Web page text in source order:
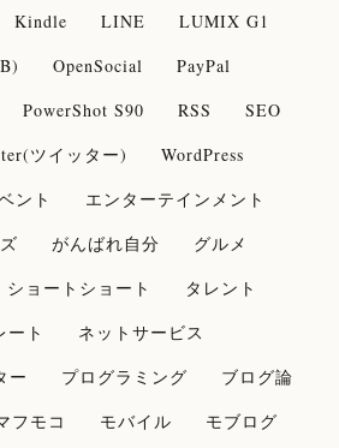
Kindle LINE
LUMIX G1
OpenSocial
PayPal
PowerShot S90 RSS
SEO
ツイッター)
WordPress
ント
エンターテインメント
がんばれ自分
グルメ
ショートショート
タレント
ート
ネットサービス
ー
プログラミング
ブログ論
フモコ モバイル モブログ